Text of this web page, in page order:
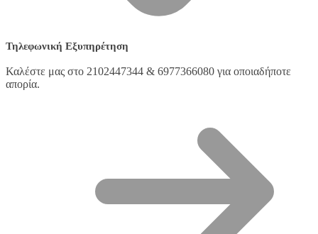
Τηλεφωνική Εξυπηρέτηση
Καλέστε μας στο 2102447344 & 6977366080 για οποιαδήποτε
απορία.